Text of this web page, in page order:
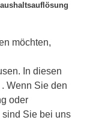
möchten,
In diesen
Wenn Sie den
oder
sind Sie bei uns